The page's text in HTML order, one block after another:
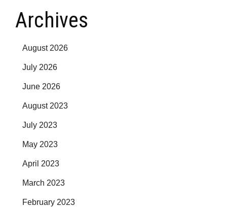
Archives
August 2026
July 2026
June 2026
August 2023
July 2023
May 2023
April 2023
March 2023
February 2023